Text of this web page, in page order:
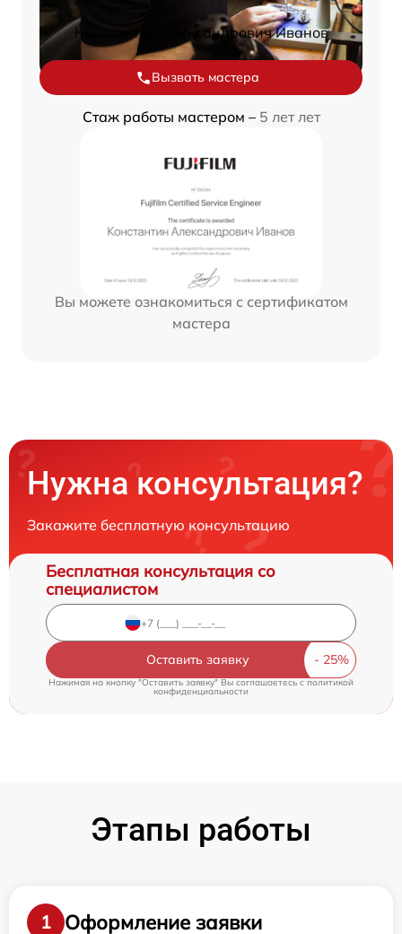
Константин Александрович Иванов
Вызвать мастера
Стаж работы мастером – 5 лет лет
Вы можете ознакомиться с сертификатом
мастера
Нужна консультация?
Закажите бесплатную консультацию
Бесплатная консультация со
специалистом
Оставить заявку
Нажимая на кнопку "Оставить заявку" Вы соглашаетесь c политикой
конфиденциальности
Этапы работы
1 Оформление заявки